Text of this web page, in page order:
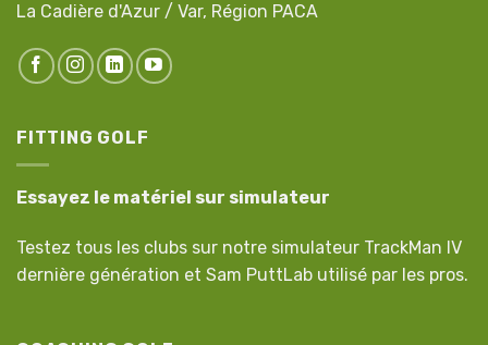
La Cadière d'Azur / Var, Région PACA
FITTING GOLF
Essayez le matériel sur simulateur
Testez tous les clubs sur notre simulateur TrackMan IV
dernière génération et Sam PuttLab utilisé par les pros.